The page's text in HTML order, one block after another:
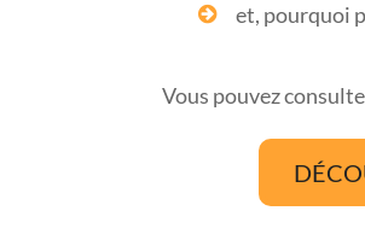
et, pourquoi
Vous pouvez